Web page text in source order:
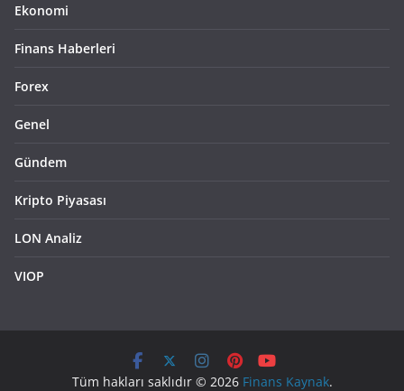
Ekonomi
Finans Haberleri
Forex
Genel
Gündem
Kripto Piyasası
LON Analiz
VIOP
Tüm hakları saklıdır © 2026 Finans Kaynak.